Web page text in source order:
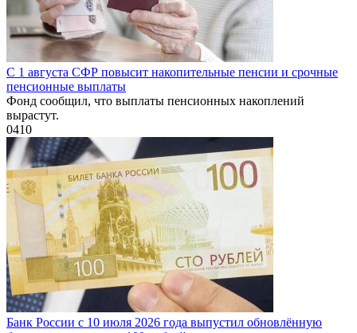
С 1 августа СФР повысит накопительные пенсии и срочные
пенсионные выплаты
Фонд сообщил, что выплаты пенсионных накоплений
вырастут.
0410
Банк России с 10 июля 2026 года выпустил обновлённую